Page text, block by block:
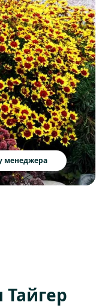
менеджера
Тайгер